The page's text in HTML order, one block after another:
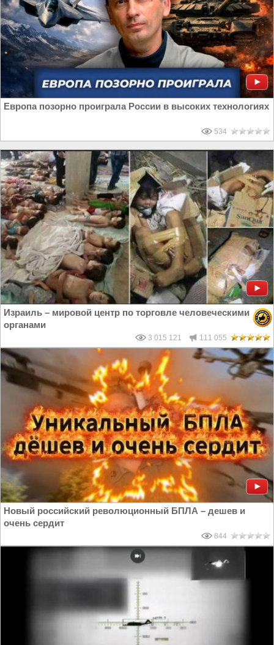
Европа позорно проиграла России в высоких технологиях
534
Израиль – мировой центр по торговле человеческими
органами
3 015 121 111 055
Новый российский революционный БПЛА – дешев и
очень сердит
844